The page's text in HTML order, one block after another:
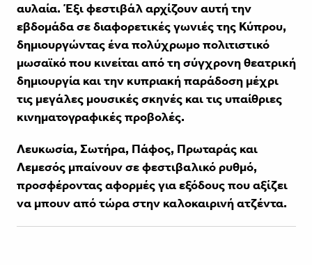
αυλαία. Έξι φεστιβάλ αρχίζουν αυτή την
εβδομάδα σε διαφορετικές γωνιές της Κύπρου,
δημιουργώντας ένα πολύχρωμο πολιτιστικό
μωσαϊκό που κινείται από τη σύγχρονη θεατρική
δημιουργία και την κυπριακή παράδοση μέχρι
τις μεγάλες μουσικές σκηνές και τις υπαίθριες
κινηματογραφικές προβολές.
Λευκωσία, Σωτήρα, Πάφος, Πρωταράς και
Λεμεσός μπαίνουν σε φεστιβαλικό ρυθμό,
προσφέροντας αφορμές για εξόδους που αξίζει
να μπουν από τώρα στην καλοκαιρινή ατζέντα.